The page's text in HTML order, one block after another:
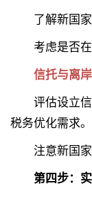
了解新国家
考虑是否在
信托与离岸
评估设立信
税务优化需求。
注意新国家
第四步：实